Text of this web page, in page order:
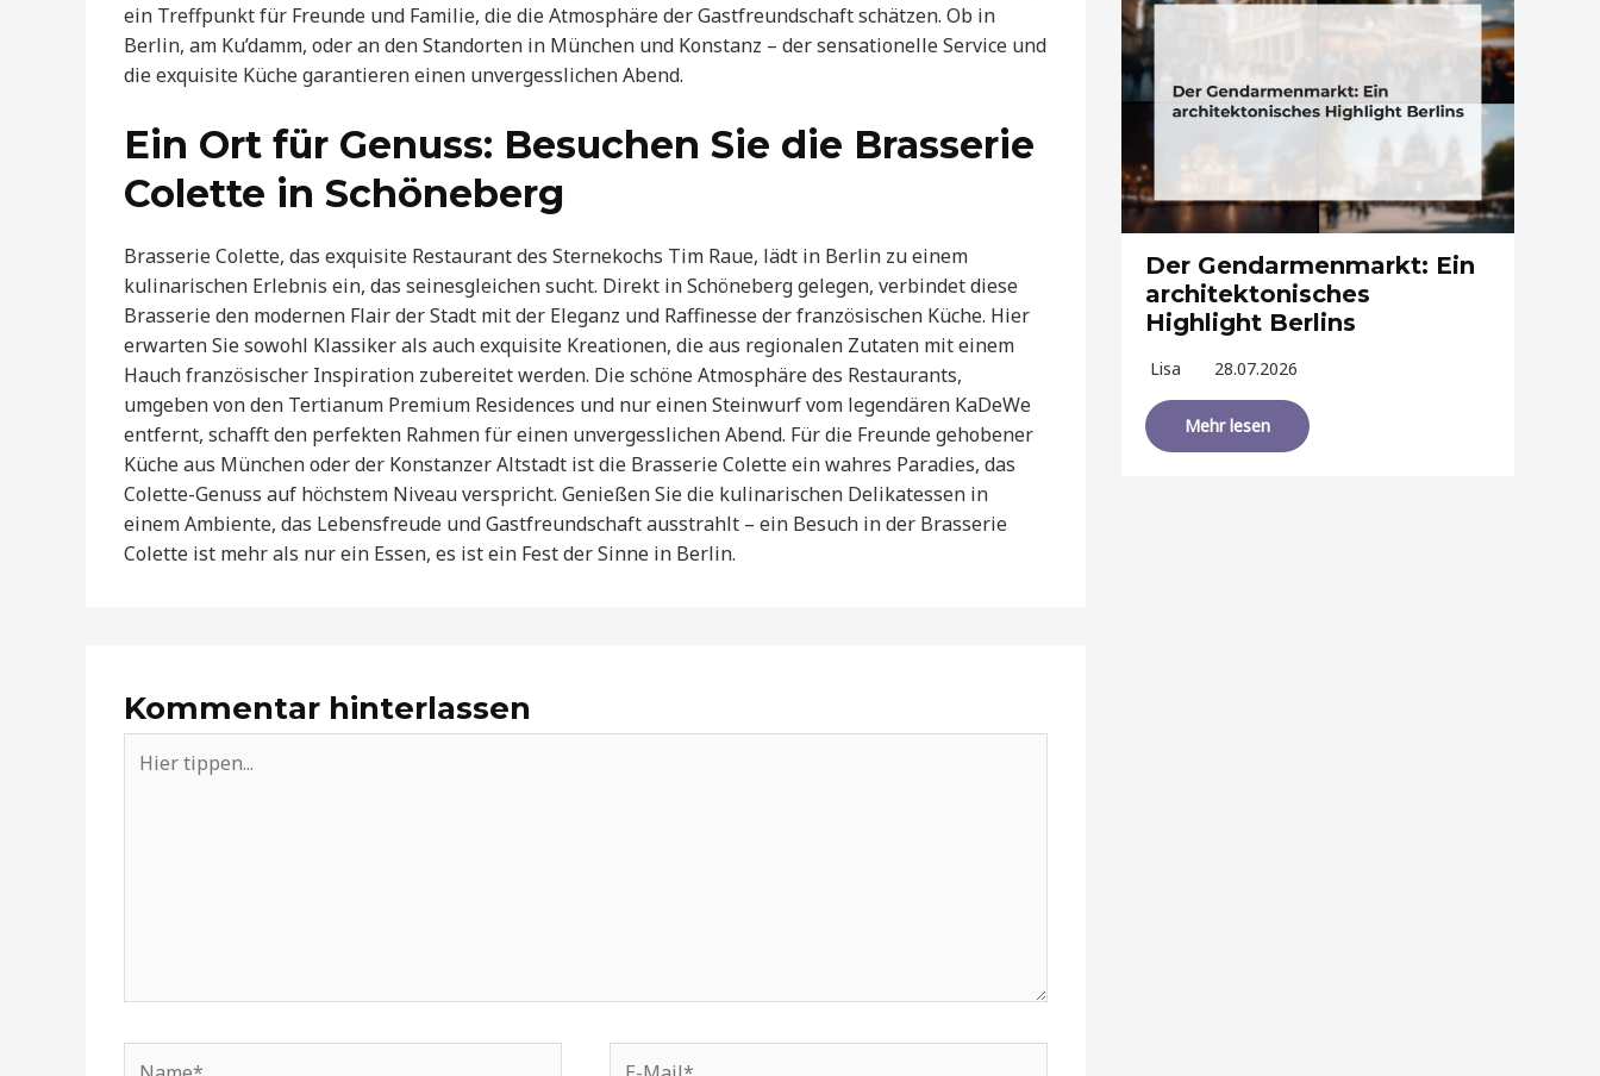
ein Treffpunkt für Freunde und Familie, die die Atmosphäre der Gastfreundschaft schätzen. Ob in
Berlin, am Ku’damm, oder an den Standorten in München und Konstanz – der sensationelle Service und
die exquisite Küche garantieren einen unvergesslichen Abend.
Ein Ort für Genuss: Besuchen Sie die Brasserie
Colette in Schöneberg
Brasserie Colette, das exquisite Restaurant des Sternekochs Tim Raue, lädt in Berlin zu einem
kulinarischen Erlebnis ein, das seinesgleichen sucht. Direkt in Schöneberg gelegen, verbindet diese
Brasserie den modernen Flair der Stadt mit der Eleganz und Raffinesse der französischen Küche. Hier
erwarten Sie sowohl Klassiker als auch exquisite Kreationen, die aus regionalen Zutaten mit einem
Hauch französischer Inspiration zubereitet werden. Die schöne Atmosphäre des Restaurants,
umgeben von den Tertianum Premium Residences und nur einen Steinwurf vom legendären KaDeWe
entfernt, schafft den perfekten Rahmen für einen unvergesslichen Abend. Für die Freunde gehobener
Küche aus München oder der Konstanzer Altstadt ist die Brasserie Colette ein wahres Paradies, das
Colette-Genuss auf höchstem Niveau verspricht. Genießen Sie die kulinarischen Delikatessen in
einem Ambiente, das Lebensfreude und Gastfreundschaft ausstrahlt – ein Besuch in der Brasserie
Colette ist mehr als nur ein Essen, es ist ein Fest der Sinne in Berlin.
Kommentar hinterlassen
tippen...
Der Gendarmenmarkt: Ein
architektonisches
Highlight Berlins
Lisa 28.07.2026
Mehr lesen